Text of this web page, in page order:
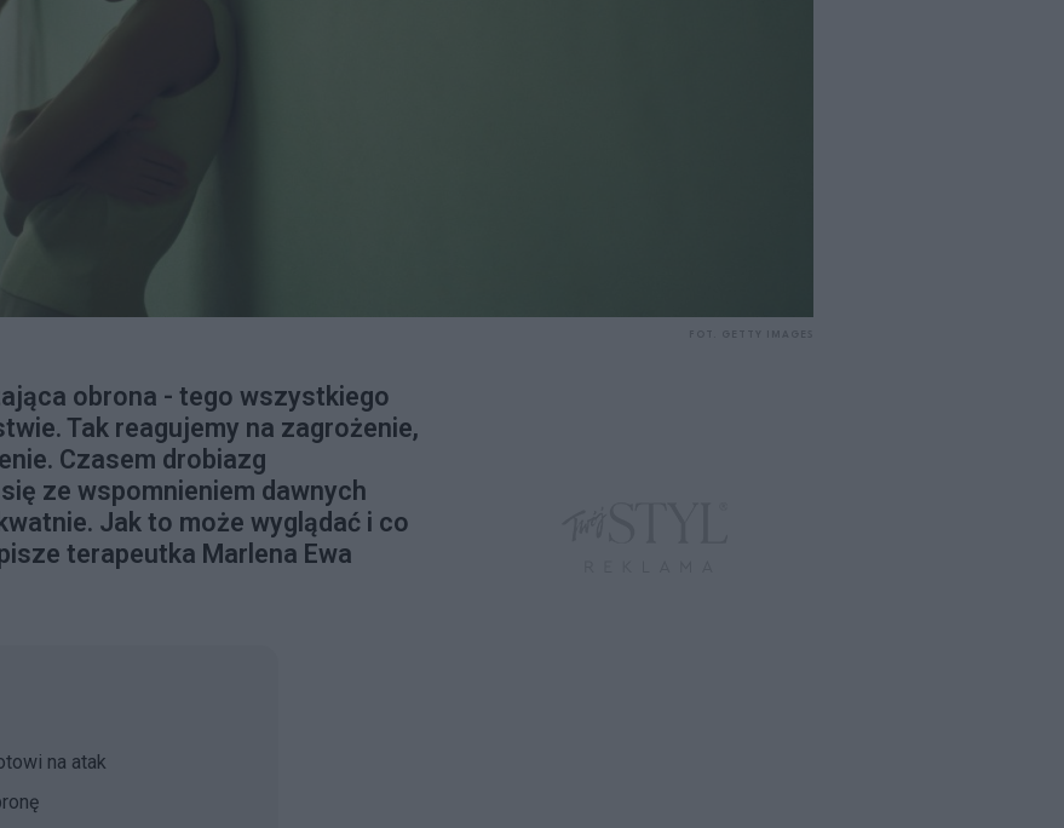
obrona - tego wszystkiego
Tak reagujemy na zagrożenie,
Czasem drobiazg
ze wspomnieniem dawnych
Jak to może wyglądać i co
terapeutka Marlena Ewa
na atak